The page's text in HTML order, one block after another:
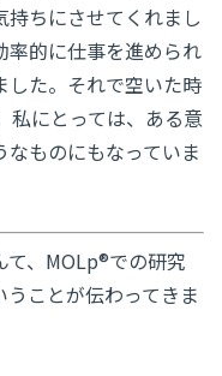
ちにさせてくれまし
率的に仕事を進められ
した。それで空いた時
私にとっては、ある意
ものにもなっていま
、MOLp®での研究
ことが伝わってきま